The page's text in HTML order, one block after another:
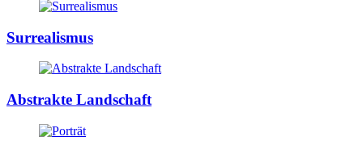
Surrealismus
Abstrakte Landschaft